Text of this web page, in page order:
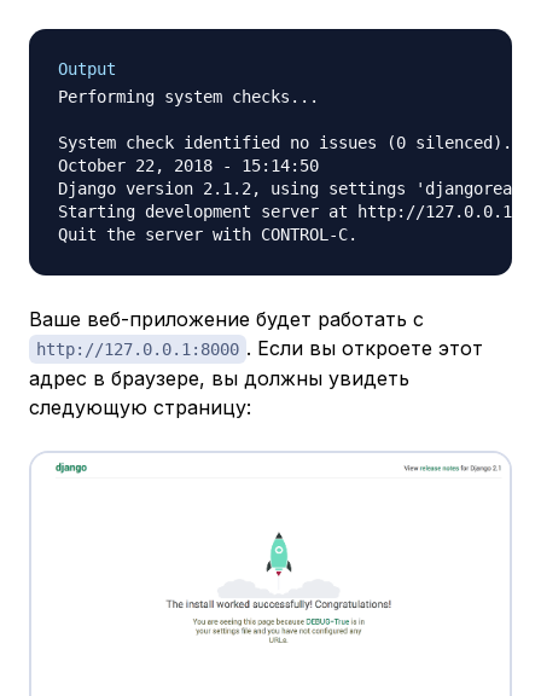
Output
Performing system checks...
System check identified no issues (0 silenced).
October 22, 2018 - 15:14:50
Django version 2.1.2, using settings
Starting development server at http://
Ваше веб-приложение будет работать с
http://127.0.0.1:8000 . Если вы откроете этот
адрес в браузере, вы должны увидеть
следующую страницу: